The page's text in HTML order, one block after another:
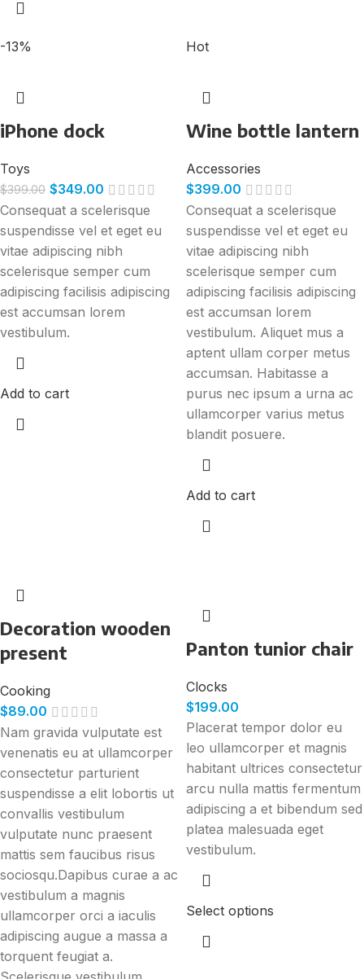
-13%
iPhone dock
Toys
$399.00 $349.00
Consequat a scelerisque
suspendisse vel et eget eu
vitae adipiscing nibh
scelerisque semper cum
adipiscing facilisis adipiscing
est accumsan lorem
vestibulum.
Add to cart
Hot
Wine bottle lantern
Accessories
$399.00
Consequat a scelerisque
suspendisse vel et eget eu
vitae adipiscing nibh
scelerisque semper cum
adipiscing facilisis adipiscing
est accumsan lorem
vestibulum. Aliquet mus a
aptent ullam corper metus
accumsan. Habitasse a
purus nec ipsum a urna ac
ullamcorper varius metus
blandit posuere.
Add to cart
Decoration wooden
present
Cooking
$89.00
Nam gravida vulputate est
venenatis eu at ullamcorper
consectetur parturient
suspendisse a elit lobortis ut
convallis vestibulum
vulputate nunc praesent
mattis sem faucibus risus
sociosqu.Dapibus curae a ac
vestibulum a magnis
ullamcorper orci a iaculis
adipiscing augue a massa a
torquent feugiat a.
Panton tunior chair
Clocks
$199.00
Placerat tempor dolor eu
leo ullamcorper et magnis
habitant ultrices consectetur
arcu nulla mattis fermentum
adipiscing a et bibendum sed
platea malesuada eget
vestibulum.
Select options